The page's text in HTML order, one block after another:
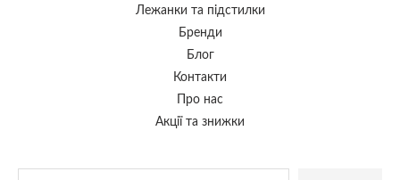
Лежанки та підстилки
Бренди
Блог
Контакти
Про нас
Акції та знижки